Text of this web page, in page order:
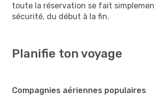
toute la réservation se fait
sécurité, du début à la fin.
Planifie ton voyage
Compagnies aériennes populaires